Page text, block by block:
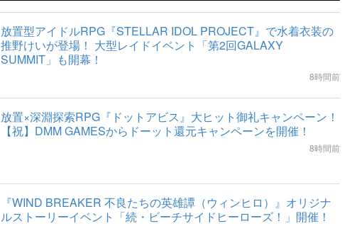
放置型アイドルRPG『STELLAR IDOL PROJECT』で水着衣装の
推野けいが登場！ 大型レイドイベント「第2回GALAXY
SUMMIT」も開幕！
8時間前
放置×深淵探索RPG『ドットアビス』大ヒット御礼キャンペーン！
【祝】DMM GAMESからドーット還元キャンペーンを開催！
8時間前
『WIND BREAKER 不良たちの英雄譚（ウィンヒロ）』オリジナ
ルストーリーイベント「続・ビーチサイドヒーローズ！」開催！